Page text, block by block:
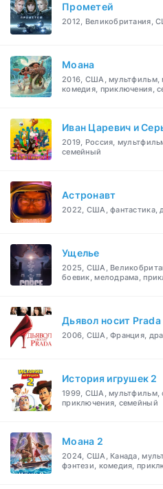
Прометей
2012, Великобритания,
Моана
2016, США, мультфильм,
комедия, приключения,
Иван Царевич и
2019, Россия,
семейный
Астронавт
2022, США, фантастика,
Ущелье
2025, США,
боевик, мелодрама,
Дьявол носит Prada
2006, США, Франция,
История игрушек 2
1999, США, мультфильм,
приключения, семейный
Моана 2
2024, США, Канада,
фэнтези, комедия,